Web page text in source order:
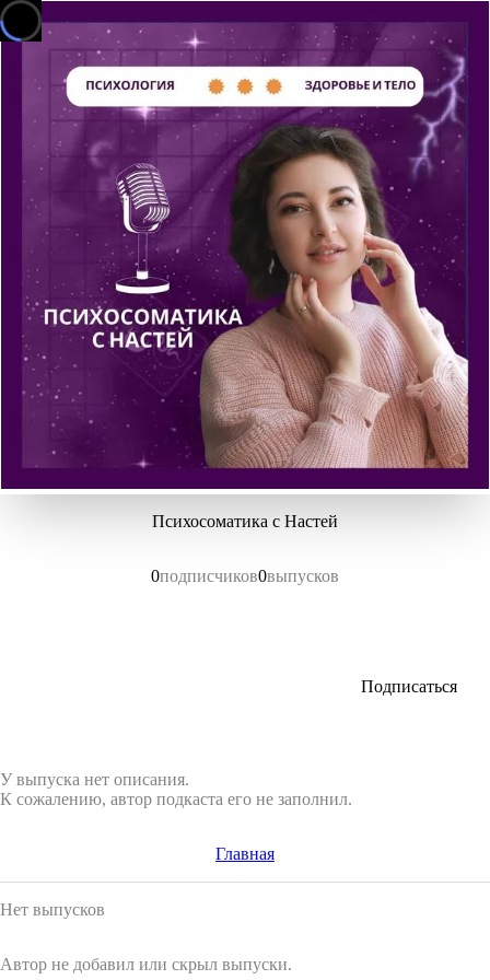
Психосоматика с Настей
0подписчиков0выпусков
Подписаться
У выпуска нет описания.
К сожалению, автор подкаста его не заполнил.
Главная
Нет выпусков
Автор не добавил или скрыл выпуски.